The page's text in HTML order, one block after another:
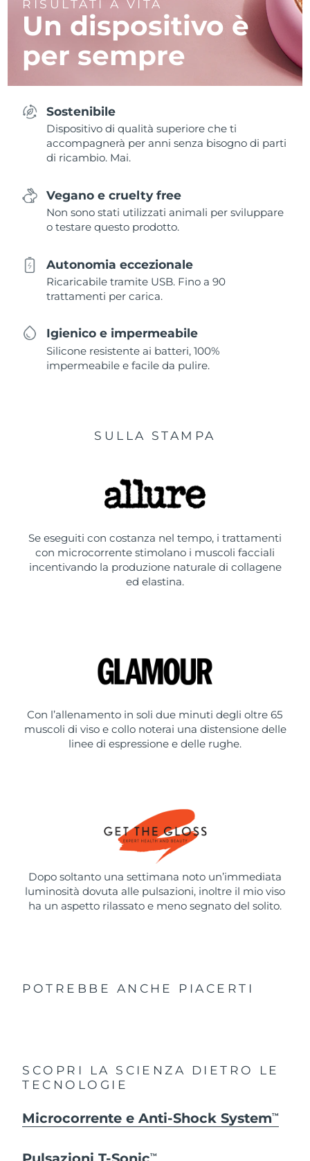
RISULTATI A VITA
Un dispositivo è
per sempre
Sostenibile
Dispositivo di qualità superiore che ti
accompagnerà per anni senza bisogno di parti
di ricambio. Mai.
Vegano e cruelty free
Non sono stati utilizzati animali per sviluppare
o testare questo prodotto.
Autonomia eccezionale
Ricaricabile tramite USB. Fino a 90
trattamenti per carica.
Igienico e impermeabile
Silicone resistente ai batteri, 100%
impermeabile e facile da pulire.
SULLA STAMPA
Se eseguiti con costanza nel tempo, i trattamenti
con microcorrente stimolano i muscoli facciali
incentivando la produzione naturale di collagene
ed elastina.
Con l’allenamento in soli due minuti degli oltre 65
muscoli di viso e collo noterai una distensione delle
linee di espressione e delle rughe.
Dopo soltanto una settimana noto un’immediata
luminosità dovuta alle pulsazioni, inoltre il mio viso
ha un aspetto rilassato e meno segnato del solito.
POTREBBE ANCHE PIACERTI
SCOPRI LA SCIENZA DIETRO LE
TECNOLOGIE
Microcorrente e Anti-Shock SystemTM
TM